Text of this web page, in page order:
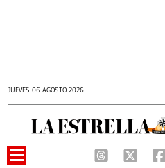
JUEVES 06 AGOSTO 2026